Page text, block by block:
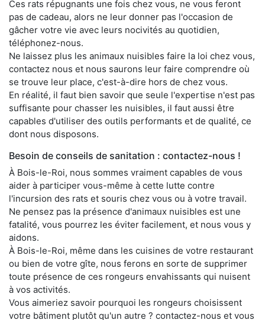
Ces rats répugnants une fois chez vous, ne vous feront
pas de cadeau, alors ne leur donner pas l'occasion de
gâcher votre vie avec leurs nocivités au quotidien,
téléphonez-nous.
Ne laissez plus les animaux nuisibles faire la loi chez vous,
contactez nous et nous saurons leur faire comprendre où
se trouve leur place, c'est-à-dire hors de chez vous.
En réalité, il faut bien savoir que seule l'expertise n'est pas
suffisante pour chasser les nuisibles, il faut aussi être
capables d'utiliser des outils performants et de qualité, ce
dont nous disposons.
Besoin de conseils de sanitation : contactez-nous !
À Bois-le-Roi, nous sommes vraiment capables de vous
aider à participer vous-même à cette lutte contre
l'incursion des rats et souris chez vous ou à votre travail.
Ne pensez pas la présence d'animaux nuisibles est une
fatalité, vous pourrez les éviter facilement, et nous vous y
aidons.
À Bois-le-Roi, même dans les cuisines de votre restaurant
ou bien de votre gîte, nous ferons en sorte de supprimer
toute présence de ces rongeurs envahissants qui nuisent
à vos activités.
Vous aimeriez savoir pourquoi les rongeurs choisissent
votre bâtiment plutôt qu'un autre ? contactez-nous et vous